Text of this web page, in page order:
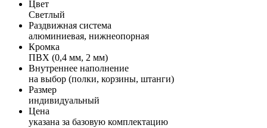
Цвет
Светлый
Раздвижная система
алюминиевая, нижнеопорная
Кромка
ПВХ (0,4 мм, 2 мм)
Внутреннее наполнение
на выбор (полки, корзины, штанги)
Размер
индивидуальный
Цена
указана за базовую комплектацию